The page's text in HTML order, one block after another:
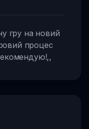
гру на новий
процес
,,